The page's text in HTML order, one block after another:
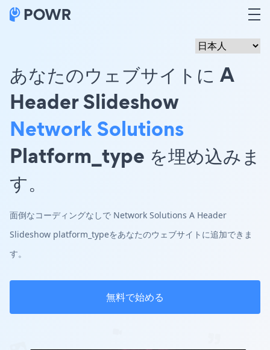
あなたのウェブサイトに A
Header Slideshow
Network Solutions
Platform_type を埋め込みま
す。
面倒なコーディングなしで Network Solutions A Header
Slideshow platform_typeをあなたのウェブサイトに追加できま
す。
無料で始める